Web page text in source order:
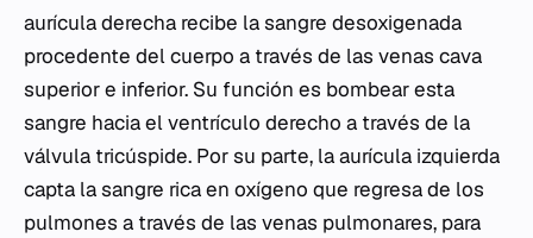
aurícula derecha recibe la sangre desoxigenada
procedente del cuerpo a través de las venas cava
superior e inferior. Su función es bombear esta
sangre hacia el ventrículo derecho a través de la
válvula tricúspide. Por su parte, la aurícula izquierda
capta la sangre rica en oxígeno que regresa de los
pulmones a través de las venas pulmonares, para